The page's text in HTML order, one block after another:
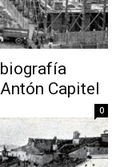
Capitel
0